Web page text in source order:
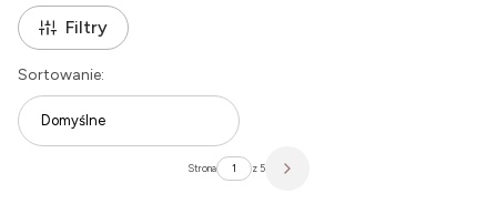
robiłyście u nas zakupów, przypominamy, że dbamy o szybką i sprawną
wysyłkę.Filtry
Lista produktów
Sortowanie:
Domyślne
Strona z 5 Następne produkty